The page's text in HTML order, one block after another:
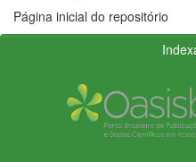
Página inicial do repositório